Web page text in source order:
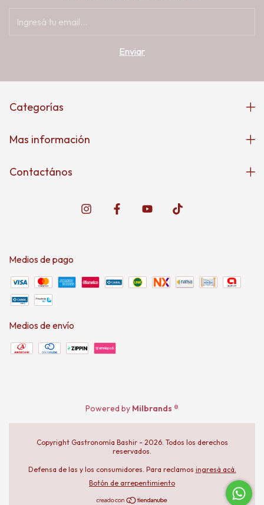
Categorías
Mas información
Contactános
Medios de pago
Medios de envío
Powered by Milbrands ®
Copyright Gastronomía Bashir - 2026. Todos los derechos
reservados.
Defensa de las y los consumidores. Para reclamos ingresá acá.
Botón de arrepentimiento